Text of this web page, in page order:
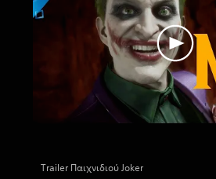
Trailer Παιχνιδιού Joker